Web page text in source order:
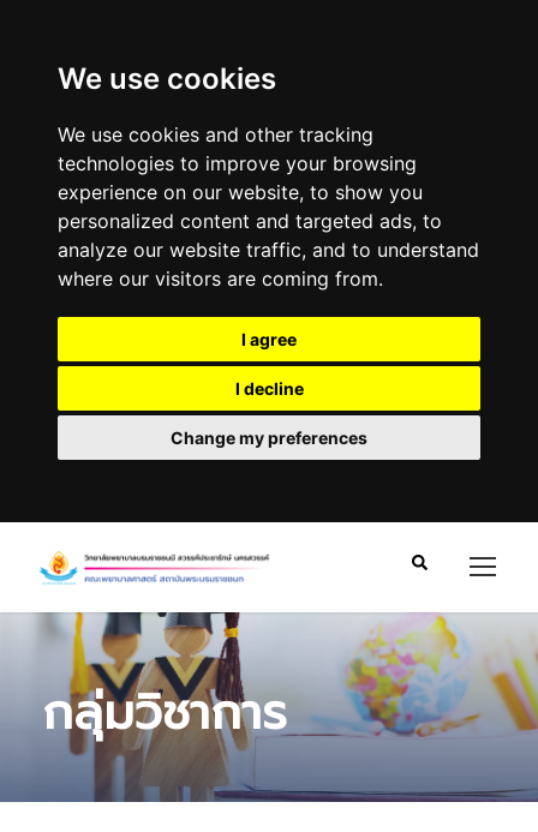
We use cookies
We use cookies and other tracking
technologies to improve your browsing
experience on our website, to show you
personalized content and targeted ads, to
analyze our website traffic, and to understand
where our visitors are coming from.
I agree
I decline
Change my preferences
กลุ่มวิชาการ